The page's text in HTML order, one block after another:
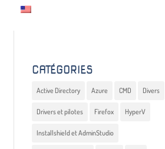
CATÉGORIES
Active Directory Azure CMD Divers
Drivers et pilotes Firefox HyperV
Installshield et AdminStudio